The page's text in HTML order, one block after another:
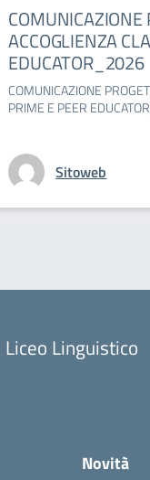
COMUNICAZIONE
ACCOGLIENZA
EDUCATOR_2026
COMUNICAZIONE
PRIME E PEER
Sitoweb
Linguistico
Novità